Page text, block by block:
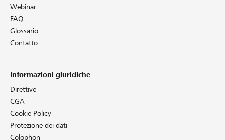
Webinar
FAQ
Glossario
Contatto
Informazioni giuridiche
Direttive
CGA
Cookie Policy
Protezione dei dati
Colophon